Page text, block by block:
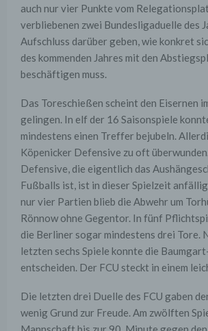
auch nur vier Punkte vom
verbliebenen zwei Bundesligaduelle des
Aufschluss darüber geben, wie konkret
des kommenden Jahres mit den
beschäftigen muss.
Das Toreschießen scheint den Eisernen
gelingen. In elf der 16 Saisonspiele
mindestens einen Treffer bejubeln.
Köpenicker Defensive zu oft
Defensive, die eigentlich das
Fußballs ist, ist in dieser Spielzeit
nur vier Partien blieb die Abwehr um
Rönnow ohne Gegentor. In fünf
die Berliner sogar mindestens drei Tore.
letzten sechs Spiele konnte die
entscheiden. Der FCU steckt in einem
Die letzten drei Duelle des FCU gaben
wenig Grund zur Freude. Am zwölften